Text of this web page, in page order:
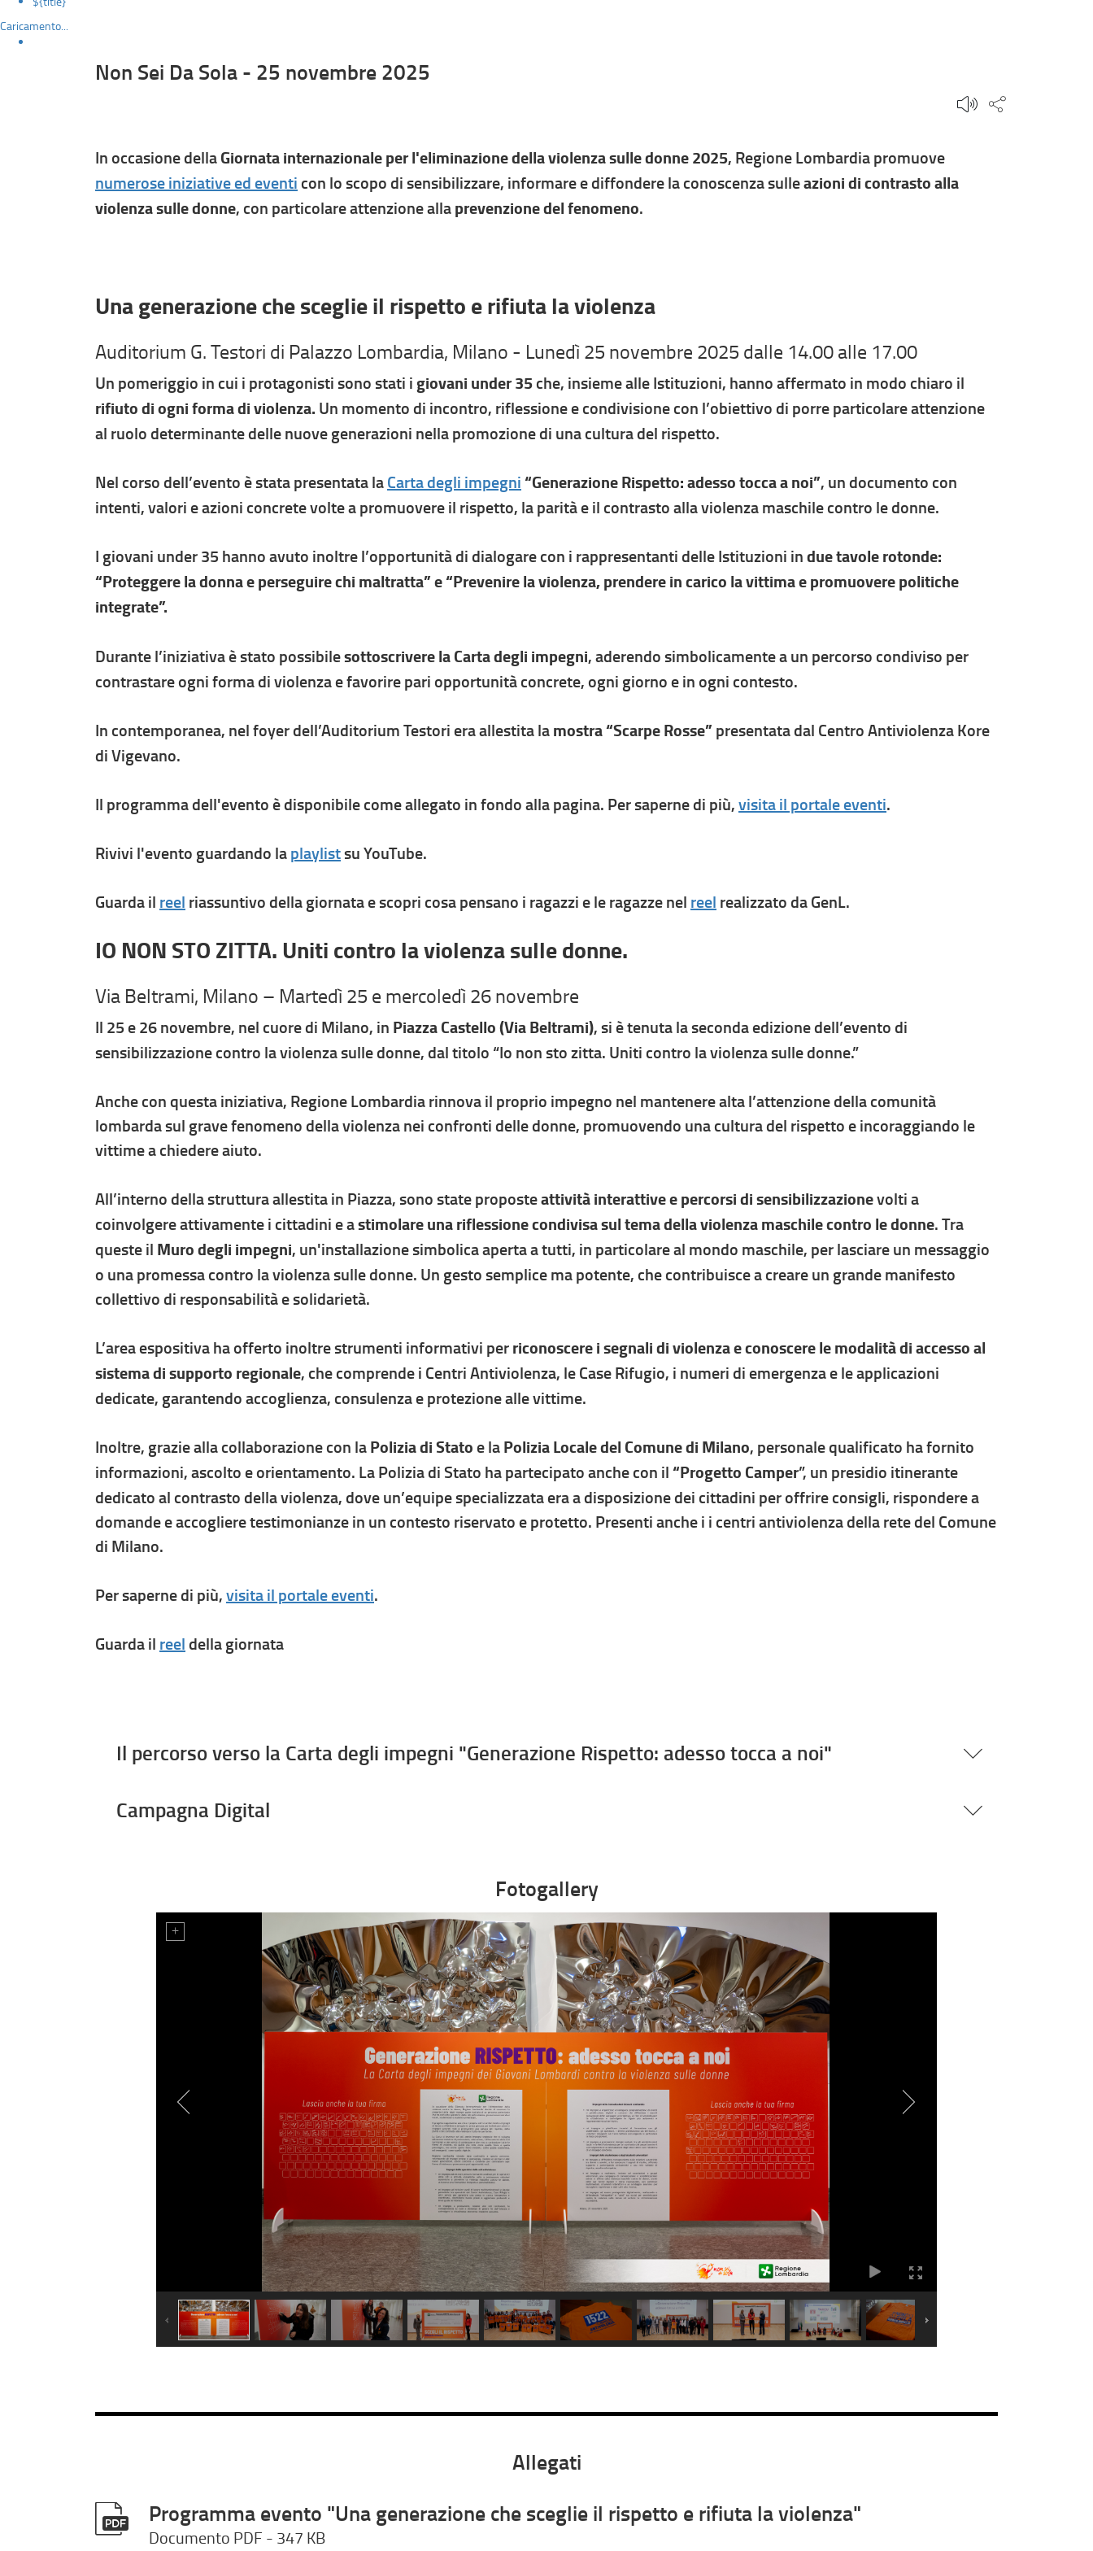
Caricamento...
Non Sei Da Sola - 25 novembre 2025
Condividi
In occasione dellaGiornata internazionale per l'eliminazione della violenza sulle donne 2025, Regione Lombardia promuove
numerose iniziative ed eventi con lo scopo di sensibilizzare, informare e diffondere la conoscenza sulleazioni di contrasto alla
violenza sulle donne, con particolare attenzione allaprevenzione del fenomeno.
Una generazione che sceglie il rispetto e rifiuta la violenza
Auditorium G. Testori di Palazzo Lombardia, Milano - Lunedì 25 novembre 2025 dalle 14.00 alle 17.00
Un pomeriggio in cui i protagonisti sono stati igiovani under 35che, insieme alle Istituzioni, hanno affermato in modo chiaro il
rifiuto di ogni forma di violenza. Un momento di incontro, riflessione e condivisione con l’obiettivo di porre particolare attenzione
al ruolo determinante delle nuove generazioni nella promozione di una cultura del rispetto.
Nel corso dell’evento è stata presentata laCarta degli impegni“Generazione Rispetto: adesso tocca a noi”, un documento con
intenti, valori e azioni concrete volte a promuovere il rispetto, la parità e il contrasto alla violenza maschile contro le donne.
I giovani under 35 hanno avuto inoltre l’opportunità di dialogare con i rappresentanti delle Istituzioni indue tavole rotonde:
“Proteggere la donna e perseguire chi maltratta” e “Prevenire la violenza, prendere in carico la vittima e promuovere politiche
integrate”.
Durante l’iniziativa è stato possibilesottoscrivere la Carta degli impegni, aderendo simbolicamente a un percorso condiviso per
contrastare ogni forma di violenza e favorire pari opportunità concrete, ogni giorno e in ogni contesto.
In contemporanea, nel foyer dell’Auditorium Testori era allestita lamostra “Scarpe Rosse” presentata dal Centro Antiviolenza Kore
di Vigevano.
Il programma dell'evento è disponibile come allegato in fondo alla pagina. Per saperne di più,visita il portale eventi.
Rivivi l'evento guardando laplaylistsu YouTube.
Guarda il reel riassuntivo della giornata e scopri cosa pensano i ragazzi e le ragazze nel reel realizzato da GenL.
IO NON STO ZITTA. Uniti contro la violenza sulle donne.
Via Beltrami, Milano – Martedì 25 e mercoledì 26 novembre
Il 25 e 26 novembre, nel cuore di Milano, in Piazza Castello (Via Beltrami), si è tenuta la seconda edizione dell’evento di
sensibilizzazione contro la violenza sulle donne, dal titolo “Io non sto zitta. Uniti contro la violenza sulle donne.”
Anche con questa iniziativa, Regione Lombardia rinnova il proprio impegno nel mantenere alta l’attenzione della comunità
lombarda sul grave fenomeno della violenza nei confronti delle donne, promuovendo una cultura del rispetto e incoraggiando le
vittime a chiedere aiuto.
All’interno della struttura allestita in Piazza, sono state proposteattività interattive e percorsi di sensibilizzazionevolti a
coinvolgere attivamente i cittadini e astimolare una riflessione condivisa sul tema della violenza maschile contro le donne. Tra
queste il Muro degli impegni, un'installazione simbolica aperta a tutti, in particolare al mondo maschile, per lasciare un messaggio
o una promessa contro la violenza sulle donne. Un gesto semplice ma potente, che contribuisce a creare un grande manifesto
collettivo di responsabilità e solidarietà.
L’area espositiva ha offerto inoltre strumenti informativi perriconoscere i segnali di violenza e conoscere le modalità di accesso al
sistema di supporto regionale, che comprende i Centri Antiviolenza, le Case Rifugio, i numeri di emergenza e le applicazioni
dedicate, garantendo accoglienza, consulenza e protezione alle vittime.
Inoltre, grazie alla collaborazione con laPolizia di Statoe laPolizia Locale del Comune di Milano, personale qualificato ha fornito
informazioni, ascolto e orientamento. La Polizia di Stato ha partecipato anche con il“Progetto Camper”, un presidio itinerante
dedicato al contrasto della violenza, dove un’equipe specializzata era a disposizione dei cittadini per offrire consigli, rispondere a
domande e accogliere testimonianze in un contesto riservato e protetto. Presenti anche i i centri antiviolenza della rete del Comune
di Milano.
Per saperne di più,visita il portale eventi.
Guarda il reeldella giornata
Il percorso verso la Carta degli impegni "Generazione Rispetto: adesso tocca a noi"
Campagna Digital
Fotogallery
Allegati
Programma evento "Una generazione che sceglie il rispetto e rifiuta la violenza"
Documento PDF - 347 KB